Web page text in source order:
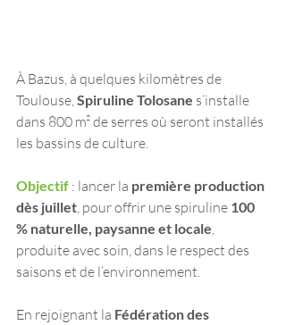
À Bazus, à quelques kilomètres de
Toulouse, Spiruline Tolosane s’installe
dans 800 m² de serres où seront installés
les bassins de culture.
Objectif : lancer la première production
dès juillet, pour offrir une spiruline 100
% naturelle, paysanne et locale,
produite avec soin, dans le respect des
saisons et de l’environnement.
En rejoignant la Fédération des